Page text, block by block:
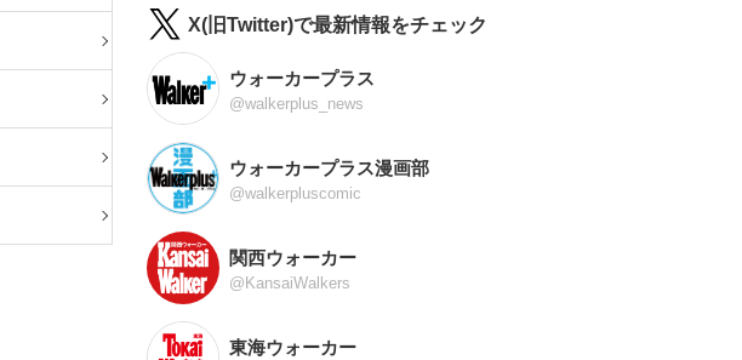
X(旧Twitter)で最新情報をチェック
ウォーカープラス
@walkerplus_news
ウォーカープラス漫画部
@walkerpluscomic
関西ウォーカー
@KansaiWalkers
東海ウォーカー